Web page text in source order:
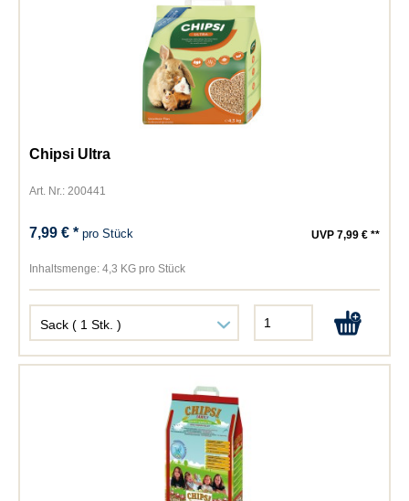
Chipsi Ultra
Art. Nr.: 200441
7,99 € *pro Stück UVP 7,99 € **
Inhaltsmenge: 4,3 KG pro Stück